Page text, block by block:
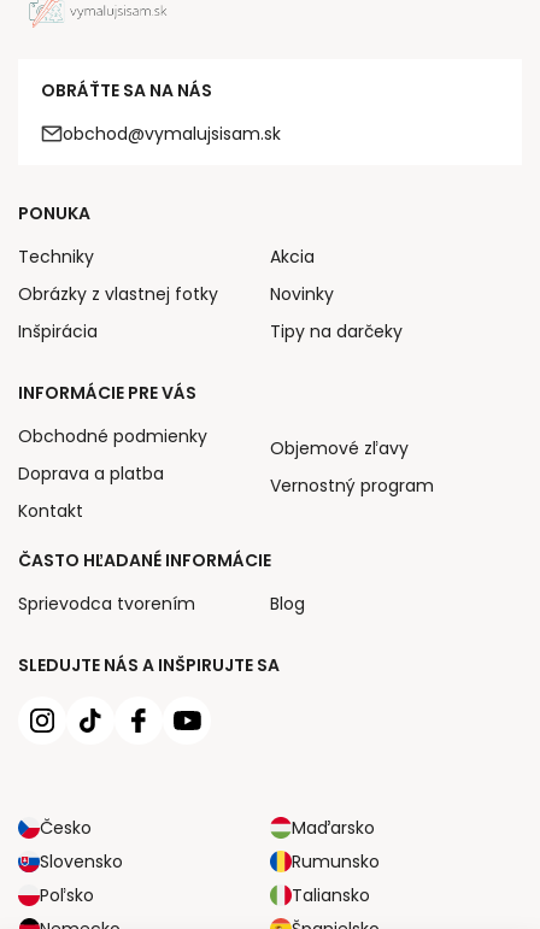
OBRÁŤTE SA NA NÁS
obchod@vymalujsisam.sk
SLEDUJTE NÁS A INŠPIRUJTE SA
Česko
Maďarsko
Slovensko
Rumunsko
Poľsko
Taliansko
PONUKA
Techniky
Obrázky z vlastnej fotky
Inšpirácia
Akcia
Novinky
Tipy na darčeky
INFORMÁCIE PRE VÁS
Obchodné podmienky
Doprava a platba
Kontakt
Objemové zľavy
Vernostný program
ČASTO HĽADANÉ INFORMÁCIE
Sprievodca tvorením
Blog